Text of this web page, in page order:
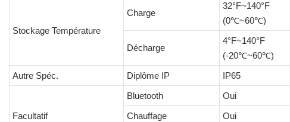
Stockage Température
Charge
32°F~140°F
(0℃~60℃)
Décharge
4°F~140°F
(-20℃~60℃)
Autre Spéc.
Diplôme IP IP65
Facultatif
Bluetooth Oui
Chauffage
Oui